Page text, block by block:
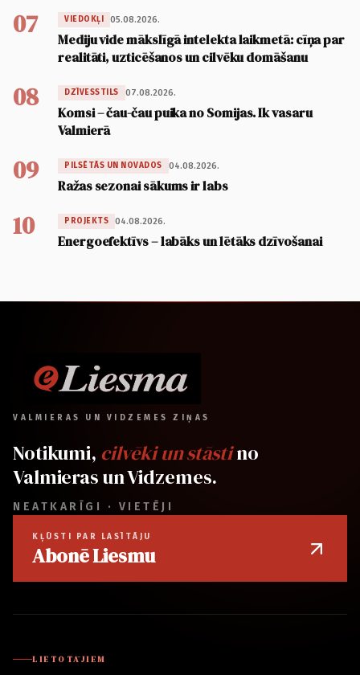
07 VIEDOKĻI 05.08.2026.
Mediju vide mākslīgā intelekta laikmetā: cīņa par
realitāti, uzticēšanos un cilvēku domāšanu
08 DZĪVESSTILS 07.08.2026.
Komsi – čau-čau puika no Somijas. Ik vasaru
Valmierā
09 PILSĒTĀS UN NOVADOS 04.08.2026.
Ražas sezonai sākums ir labs
10 PROJEKTS 04.08.2026.
Energoefektīvs – labāks un lētāks dzīvošanai
VALMIERAS UN VIDZEMES ZIŅAS
Notikumi, cilvēki un stāstino
Valmieras un Vidzemes.
NEATKARĪGI · VIETĒJI
KĻŪSTI PAR LASĪTĀJU
Abonē Liesmu
LIETOTĀJIEM